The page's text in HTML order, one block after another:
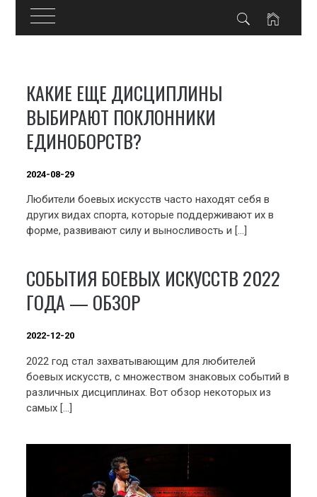
content
КАКИЕ ЕЩЕ ДИСЦИПЛИНЫ
ВЫБИРАЮТ ПОКЛОННИКИ
ЕДИНОБОРСТВ?
2024-08-29
Любители боевых искусств часто находят себя в
других видах спорта, которые поддерживают их в
форме, развивают силу и выносливость и […]
СОБЫТИЯ БОЕВЫХ ИСКУССТВ 2022
ГОДА — ОБЗОР
2022-12-20
2022 год стал захватывающим для любителей
боевых искусств, с множеством знаковых событий в
различных дисциплинах. Вот обзор некоторых из
самых […]